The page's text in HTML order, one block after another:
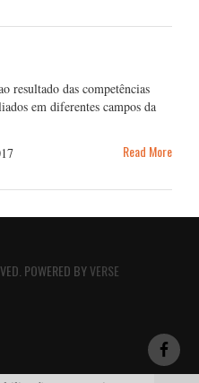
resultado das competências
em diferentes campos da
Read More
POWERED BYVERSE